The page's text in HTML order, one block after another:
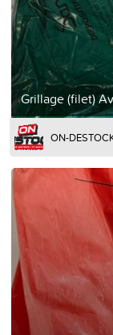
Grillage (filet)
ON-